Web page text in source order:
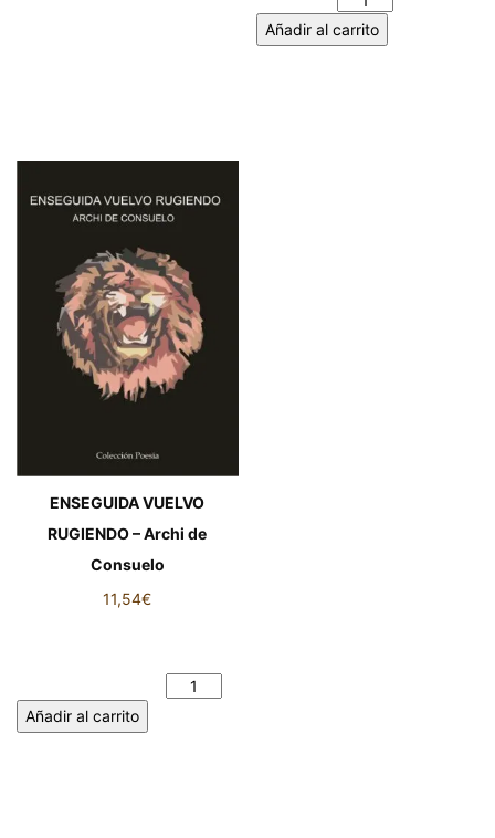
Añadir al carrito
ENSEGUIDA VUELVO
RUGIENDO – Archi de
Consuelo
11,54€
Añadir al carrito